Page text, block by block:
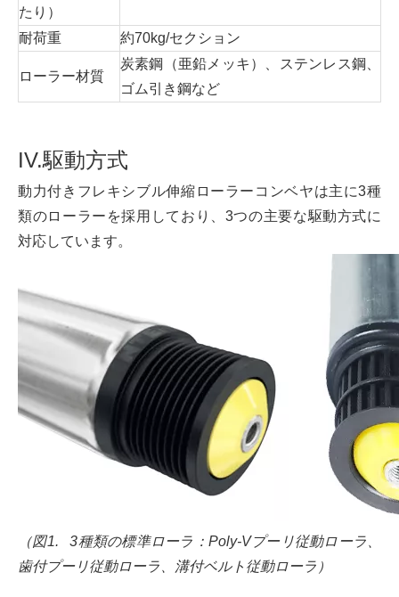
たり）
耐荷重 約70kg/セクション
ローラー材質
炭素鋼（亜鉛メッキ）、ステンレス鋼、
ゴム引き鋼など
IV.駆動方式
動力付きフレキシブル伸縮ローラーコンベヤは主に3種
類のローラーを採用しており、3つの主要な駆動方式に
対応しています。
（図1. 3種類の標準ローラ：Poly-Vプーリ従動ローラ、
歯付プーリ従動ローラ、溝付ベルト従動ローラ）